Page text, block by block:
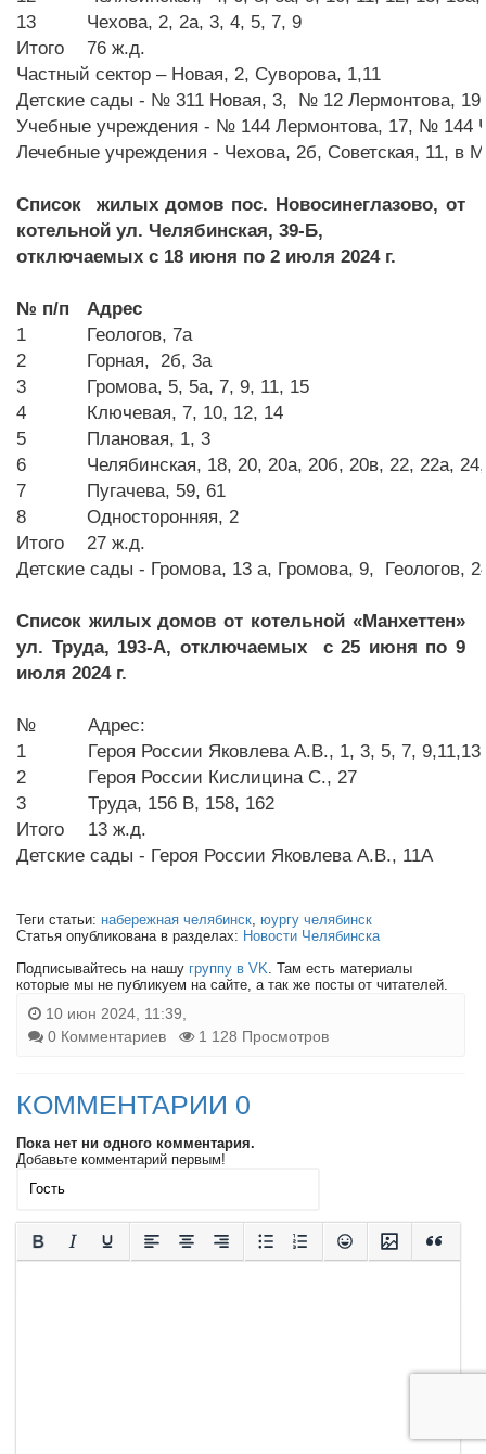
13
Чехова, 2, 2а, 3, 4, 5, 7, 9
Итого
76 ж.д.
Частный сектор – Новая, 2, Суворова, 1,11
Детские сады - № 311 Новая, 3, № 12 Лермонтова, 19
Учебные учреждения - № 144 Лермонтова, 17, № 144
Лечебные учреждения - Чехова, 2б, Советская, 11,
Список жилых домов пос. Новосинеглазово, от
котельной ул. Челябинская, 39-Б,
отключаемых с 18 июня по 2 июля 2024 г.
№ п/п
Адрес
1
Геологов, 7а
2
Горная, 2б, 3а
3
Громова, 5, 5а, 7, 9, 11, 15
4
Ключевая, 7, 10, 12, 14
5
Плановая, 1, 3
6
Челябинская, 18,
7
Пугачева, 59, 61
8
Односторонняя, 2
Итого
27 ж.д.
Детские сады - Громова, 13 а, Громова, 9, Геологов,
Список жилых домов от котельной «Манхеттен»
ул. Труда, 193-А, отключаемых с 25 июня по 9
июля 2024 г.
№
Адрес:
1
Героя России Яковлева А.В., 1, 3, 5, 7,
2
Героя России Кислицина С., 27
3
Труда, 156 В, 158, 162
Итого
13 ж.д.
Детские сады - Героя России Яковлева А.В., 11А
Теги статьи: набережная челябинск юургу челябинск
Статья опубликована в разделах: Новости Челябинска
Подписывайтесь на нашу группу в VK . Там есть материалы
которые мы не публикуем на сайте, а так же посты от читателей.
10 июн 2024, 11:39,
0 Комментариев
1 128 Просмотров
КОММЕНТАРИИ 0
Пока нет ни одного комментария.
Добавьте комментарий первым!